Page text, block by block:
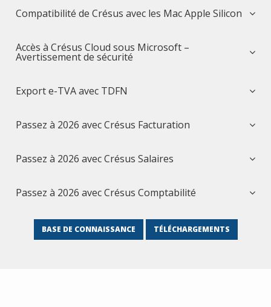
Compatibilité de Crésus avec les Mac Apple Silicon
Accès à Crésus Cloud sous Microsoft –
Avertissement de sécurité
Export e-TVA avec TDFN
Passez à 2026 avec Crésus Facturation
Passez à 2026 avec Crésus Salaires
Passez à 2026 avec Crésus Comptabilité
BASE DE CONNAISSANCE TÉLÉCHARGEMENTS